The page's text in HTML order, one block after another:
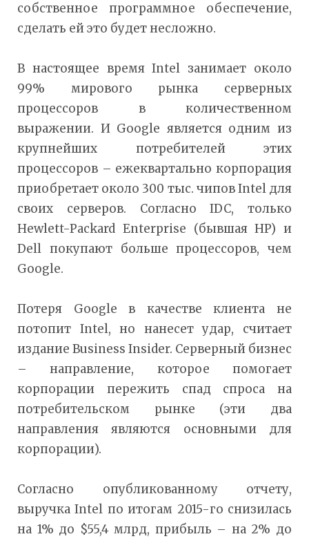
собственное программное обеспечение,
сделать ей это будет несложно.
В настоящее время Intel занимает около
99% мирового рынка серверных
процессоров в количественном
выражении. И Google является одним из
крупнейших потребителей этих
процессоров – ежеквартально корпорация
приобретает около 300 тыс. чипов Intel для
своих серверов. Согласно IDC, только
Hewlett-Packard Enterprise (бывшая HP) и
Dell покупают больше процессоров, чем
Google.
Потеря Google в качестве клиента не
потопит Intel, но нанесет удар, считает
издание Business Insider. Серверный бизнес
– направление, которое помогает
корпорации пережить спад спроса на
потребительском рынке (эти два
направления являются основными для
корпорации).
Согласно опубликованному отчету,
выручка Intel по итогам 2015-го снизилась
на 1% до $55,4 млрд, прибыль – на 2% до